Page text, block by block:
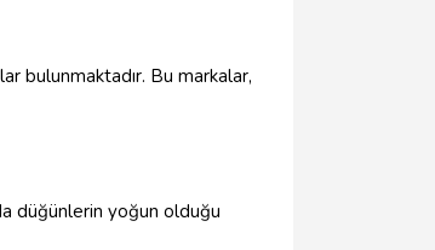
bulunmaktadır. Bu markalar,
düğünlerin yoğun olduğu